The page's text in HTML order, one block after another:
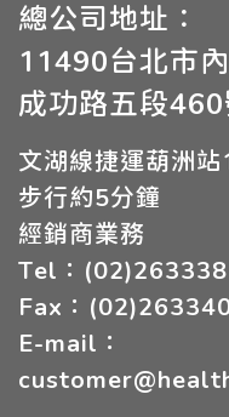
總公司地址：
11490台北市
成功路五段
文湖線捷運葫洲
步行約5分鐘
經銷商業務
Tel：
Fax：
E-mail：